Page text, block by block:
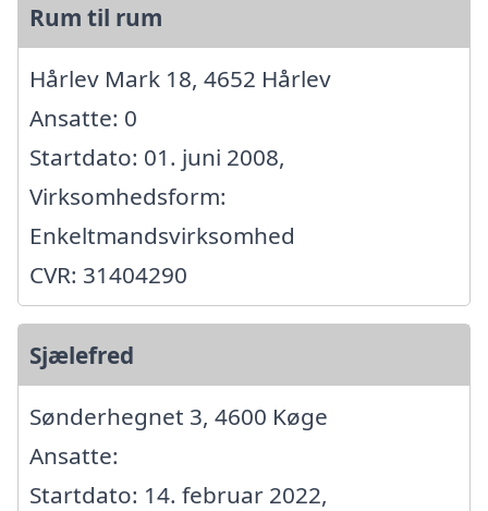
Rum til rum
Hårlev Mark 18, 4652 Hårlev
Ansatte: 0
Startdato: 01. juni 2008,
Virksomhedsform:
Enkeltmandsvirksomhed
CVR: 31404290
Sjælefred
Sønderhegnet 3, 4600 Køge
Ansatte:
Startdato: 14. februar 2022,